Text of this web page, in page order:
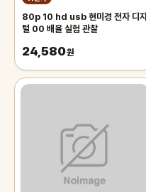
80p 10 hd usb 현미경 전자 디지
털 00 배율 실험 관찰
24,580원